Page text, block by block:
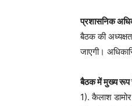
प्रशासनिक
बैठक की
जाएगी।
बैठक में मुख्य रूप
1). कैलाश